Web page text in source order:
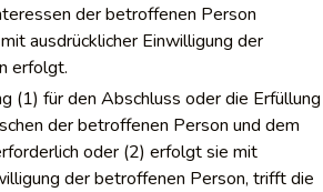
der betroffenen Person
ausdrücklicher Einwilligung der
erfolgt.
(1) für den Abschluss oder die Erfüllung
der betroffenen Person und dem
oder (2) erfolgt sie mit
der betroffenen Person, trifft die